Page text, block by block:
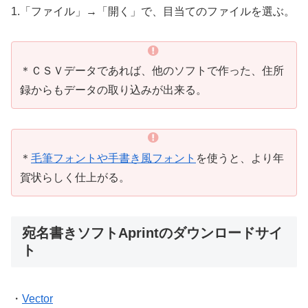
1.「ファイル」→「開く」で、目当てのファイルを選ぶ。
＊ＣＳＶデータであれば、他のソフトで作った、住所
録からもデータの取り込みが出来る。
＊ 毛筆フォントや手書き風フォント を使うと、より年
賀状らしく仕上がる。
宛名書きソフトAprintのダウンロードサイ
ト
・ Vector